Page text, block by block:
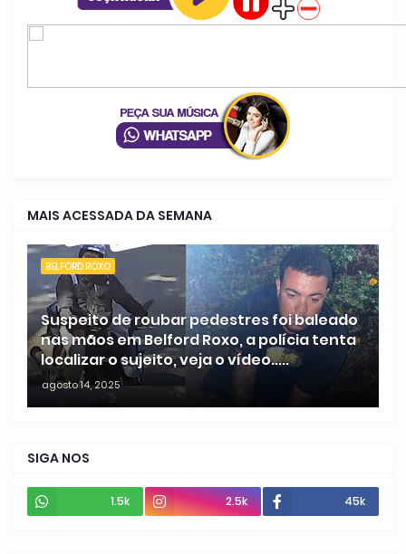
MAIS ACESSADA DA SEMANA
BELFORD ROXO
Suspeito de roubar pedestres foi baleado
nas mãos em Belford Roxo, a polícia tenta
localizar o sujeito, veja o vídeo.....
agosto 14, 2025
SIGA NOS
1.5k 2.5k 45k